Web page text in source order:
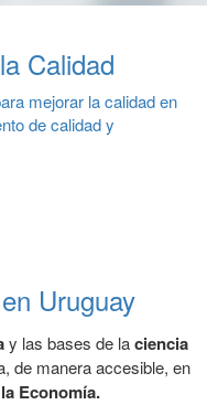
Calidad
mejorar la calidad en
de calidad y
Uruguay
y las bases de laciencia
de manera accesible, en
Economía.